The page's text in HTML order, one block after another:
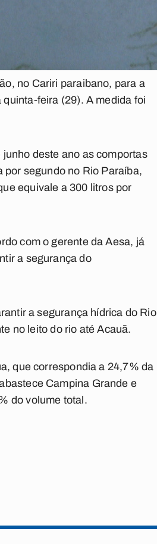
no Cariri paraibano, para a
feira (29). A medida foi
deste ano as comportas
por segundo no Rio Paraíba,
equivale a 300 litros por
com o gerente da Aesa, já
a segurança do
a segurança hídrica do Rio
no leito do rio até Acauã.
que correspondia a 24,7% da
Campina Grande e
do volume total.